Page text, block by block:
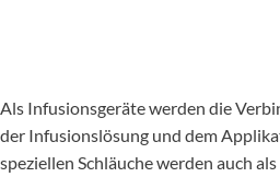
Als Infusionsgeräte werden die
der Infusionslösung und dem
speziellen Schläuche werden auch